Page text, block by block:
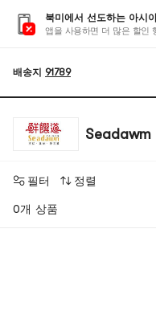
북미에서 선도하는 아시
배송지 91789
Seadawm
필터 정렬
0개 상품